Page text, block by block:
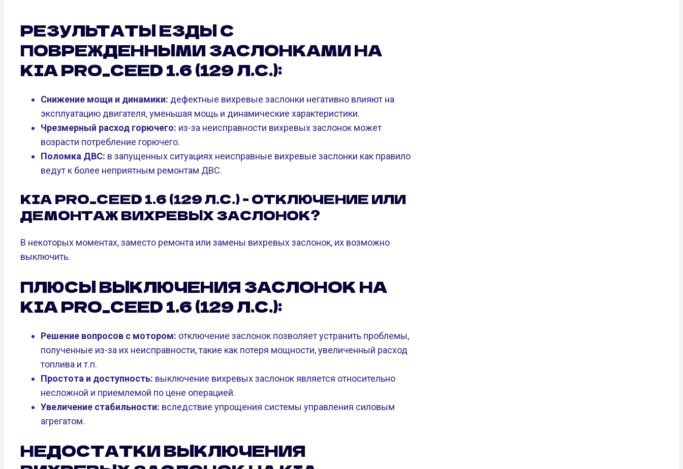
РЕЗУЛЬТАТЫ ЕЗДЫ С
ПОВРЕЖДЕННЫМИ ЗАСЛОНКАМИ НА
KIA PRO_CEED 1.6 (129 Л.С.):
Снижение мощи и динамики: дефектные вихревые заслонки негативно влияют на
эксплуатацию двигателя, уменьшая мощь и динамические характеристики.
Чрезмерный расход горючего: из-за неисправности вихревых заслонок может
возрасти потребление горючего.
Поломка ДВС: в запущенных ситуациях неисправные вихревые заслонки как правило
ведут к более неприятным ремонтам ДВС.
KIA PRO_CEED 1.6 (129 Л.С.) - ОТКЛЮЧЕНИЕ ИЛИ
ДЕМОНТАЖ ВИХРЕВЫХ ЗАСЛОНОК?
В некоторых моментах, заместо ремонта или замены вихревых заслонок, их возможно
выключить.
ПЛЮСЫ ВЫКЛЮЧЕНИЯ ЗАСЛОНОК НА
KIA PRO_CEED 1.6 (129 Л.С.):
Решение вопросов с мотором: отключение заслонок позволяет устранить проблемы,
полученные из-за их неисправности, такие как потеря мощности, увеличенный расход
топлива и т.п.
Простота и доступность: выключение вихревых заслонок является относительно
несложной и приемлемой по цене операцией.
Увеличение стабильности: вследствие упрощения системы управления силовым
агрегатом.
НЕДОСТАТКИ ВЫКЛЮЧЕНИЯ